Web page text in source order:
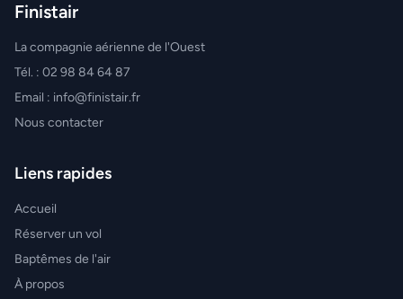
Finistair
La compagnie aérienne de l'Ouest
Tél. : 02 98 84 64 87
Email : info@finistair.fr
Nous contacter
Liens rapides
Accueil
Réserver un vol
Baptêmes de l'air
À propos